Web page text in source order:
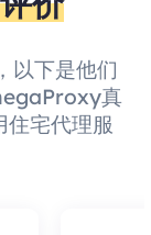
以下是他们
真
住宅代理服